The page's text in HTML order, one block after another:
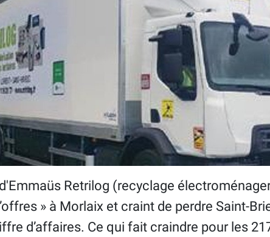
Retrilog (recyclage
» à Morlaix et craint de perdre Saint-
d’affaires. Ce qui fait craindre pour les